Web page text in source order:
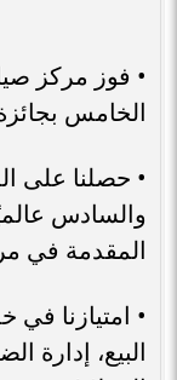
• فوز مركز
الخامس بجائزة
• حصلنا على
والسادس
المقدمة في
• امتيازنا
البيع، إدارة